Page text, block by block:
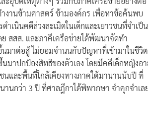
ำงานข้ามศาสตร์ ข้ามองค์กร เพื่อหาข้อค้นพบ
เนินคดีล่วงละเมิดในเด็กและเยาวชนที่จำเป็น
ย สสส. และภาคีเครือข่ายได้พัฒนาจัดทำ
มาต่อสู้ ไม่ยอมจำนนกับปัญหาที่เข้ามาในชีวิต
มาปกป้องสิทธิของตัวเอง โดยมีคดีเด็กหญิงอายุ
นและพื้นที่ใกล้เคียงทางภาคใต้มานานนับปี ที่
านกว่า 3 ปี ที่ศาลฎีกาได้พิพากษา จำคุกจำเลย